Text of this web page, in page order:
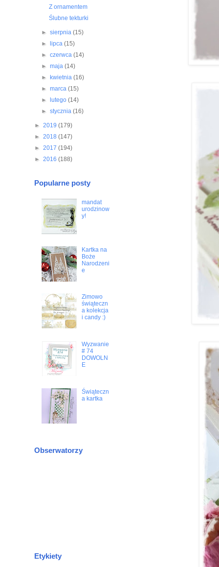
Z ornamentem
Ślubne tekturki
►sierpnia(15)
►
lipca(15)
►czerwca(14)
►maja(14)
►
kwietnia(16)
►marca(15)
►
lutego(14)
►stycznia(16)
► 2019 (179)
► 2018 (147)
► 2017 (194)
► 2016 (188)
Popularne posty
mandat
urodzinow
y!
Kartka na
Boże
Narodzeni
e
Zimowo
świąteczn
a kolekcja
i candy :)
Wyzwanie
# 74
DOWOLN
E
Świąteczn
a kartka
Obserwatorzy
Etykiety